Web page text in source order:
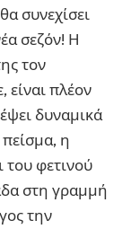
συνεχίσει
σεζόν! Η
τον
πλέον
δυναμικά
η
του φετινού
στη γραμμή
την